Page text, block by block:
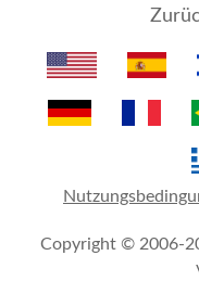
Copyright © 2006-